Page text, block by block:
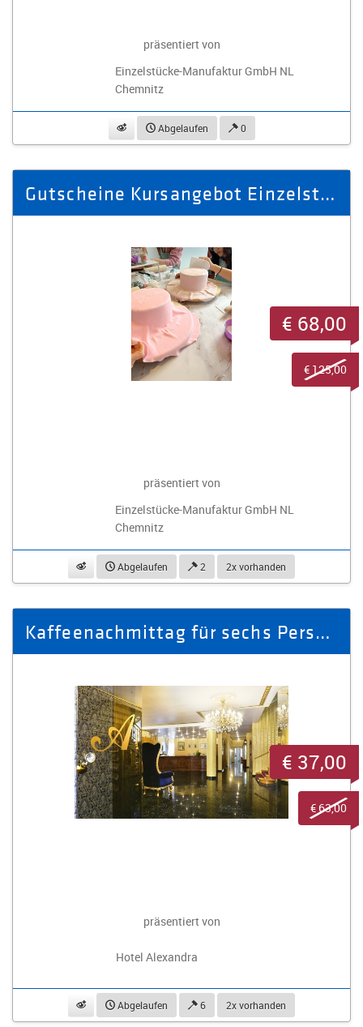
präsentiert von
Einzelstücke-Manufaktur GmbH NL
Chemnitz
beobachtenAbgelaufen 0
Gutscheine Kursangebot Einzelstücke-Manufaktur 2026
präsentiert von
Einzelstücke-Manufaktur GmbH NL
Chemnitz
beobachtenAbgelaufen 2 2x vorhanden
€ 68,00
€ 125,00
Kaffeenachmittag für sechs Personen
präsentiert von
Hotel Alexandra
beobachtenAbgelaufen 6 2x vorhanden
€ 37,00
€ 63,00